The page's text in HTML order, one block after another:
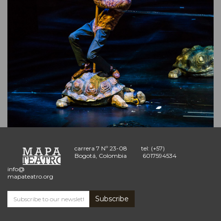
carrera 7 Nº 23-08
Bogotá, Colombia
tel: (+57)
6017594534
info@
mapateatro.org
Subscribe